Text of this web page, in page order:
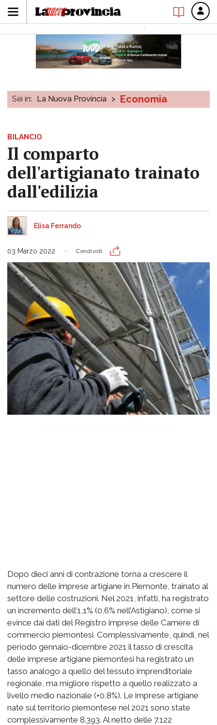
Sei in: La Nuova Provincia > Economia
BILANCIO
Il comparto
dell'artigianato trainato
dall'edilizia
Elisa Ferrando
03 Marzo 2022 Condividi
Dopo dieci anni di contrazione torna a crescere il
numero delle imprese artigiane in Piemonte, trainato al
settore delle costruzioni. Nel 2021, infatti, ha registrato
un incremento dell’1,1% (0,6% nell’Astigiano), come si
evince dai dati del Registro imprese delle Camere di
commercio piemontesi. Complessivamente, quindi, nel
periodo gennaio-dicembre 2021 il tasso di crescita
delle imprese artigiane piemontesi ha registrato un
tasso analogo a quello del tessuto imprenditoriale
regionale, ma migliore rispetto a quello realizzato a
livello medio nazionale (+0,8%). Le imprese artigiane
nate sul territorio piemontese nel 2021 sono state
complessivamente 8.393. Al netto delle 7.122